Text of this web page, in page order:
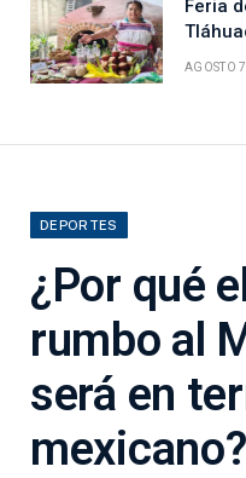
Feria
AGOSTO
DEPORTES
¿Por qué
rumbo al
será en
mexicano?